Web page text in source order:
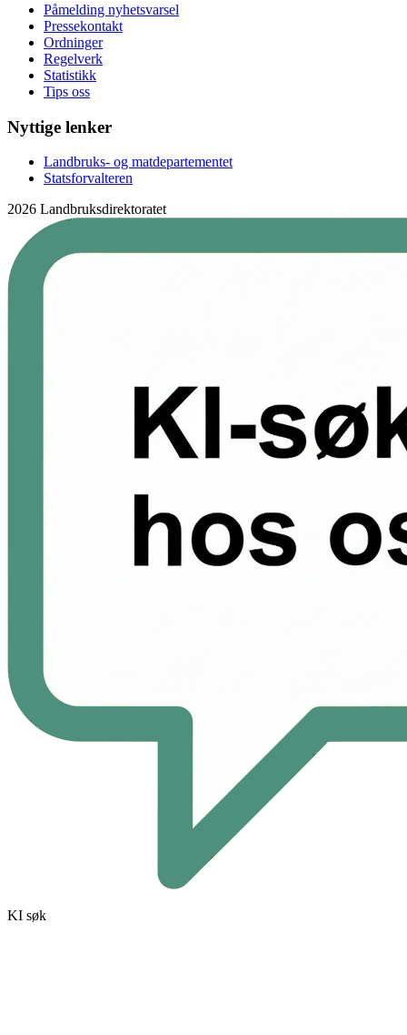
Påmelding nyhetsvarsel
Pressekontakt
Ordninger
Regelverk
Statistikk
Tips oss
Nyttige lenker
Landbruks- og matdepartementet
Statsforvalteren
2026 Landbruksdirektoratet
KI søk